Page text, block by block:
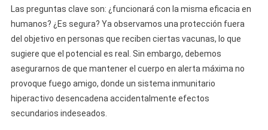
Las preguntas clave son: ¿funcionará con la misma eficacia en
humanos? ¿Es segura? Ya observamos una protección fuera
del objetivo en personas que reciben ciertas vacunas, lo que
sugiere que el potencial es real. Sin embargo, debemos
asegurarnos de que mantener el cuerpo en alerta máxima no
provoque fuego amigo, donde un sistema inmunitario
hiperactivo desencadena accidentalmente efectos
secundarios indeseados.